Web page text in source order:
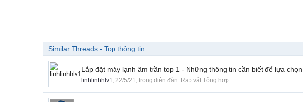
Similar Threads - Top thông tin
Lắp đặt máy lạnh âm trần top 1 - Những thông tin cần biết để lựa chọn
linhlinhhlv1, 22/5/21, trong diễn đàn: Rao vặt Tổng hợp